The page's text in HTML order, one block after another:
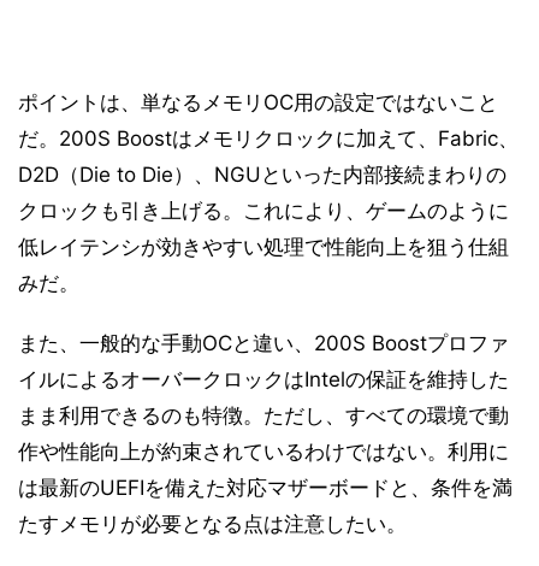
ポイントは、単なるメモリOC用の設定ではないこと
だ。200S Boostはメモリクロックに加えて、Fabric、
D2D（Die to Die）、NGUといった内部接続まわりの
クロックも引き上げる。これにより、ゲームのように
低レイテンシが効きやすい処理で性能向上を狙う仕組
みだ。
また、一般的な手動OCと違い、200S Boostプロファ
イルによるオーバークロックはIntelの保証を維持した
まま利用できるのも特徴。ただし、すべての環境で動
作や性能向上が約束されているわけではない。利用に
は最新のUEFIを備えた対応マザーボードと、条件を満
たすメモリが必要となる点は注意したい。